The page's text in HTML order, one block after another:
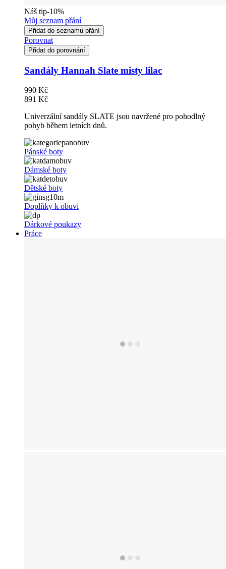
Náš tip-10%
Můj seznam přání
Přidat do seznamu přání
Porovnat
Přidat do porovnání
Sandály Hannah Slate misty lilac
990 Kč
891 Kč
Univerzální sandály SLATE jsou navržené pro pohodlný
pohyb během letních dnů.
Pánské boty
Dámské boty
Dětské boty
Doplňky k obuvi
Dárkové poukazy
Práce